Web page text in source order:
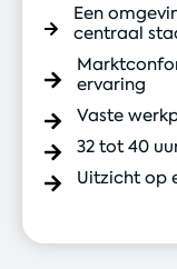
Een
centraal
ervaring
Vaste
32 tot 40
Uitzicht op